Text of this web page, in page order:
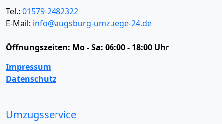
Tel.: 01579-2482322
E-Mail: info@augsburg-umzuege-24.de
Öffnungszeiten: Mo - Sa: 06:00 - 18:00 Uhr
Impressum
Datenschutz
Umzugsservice